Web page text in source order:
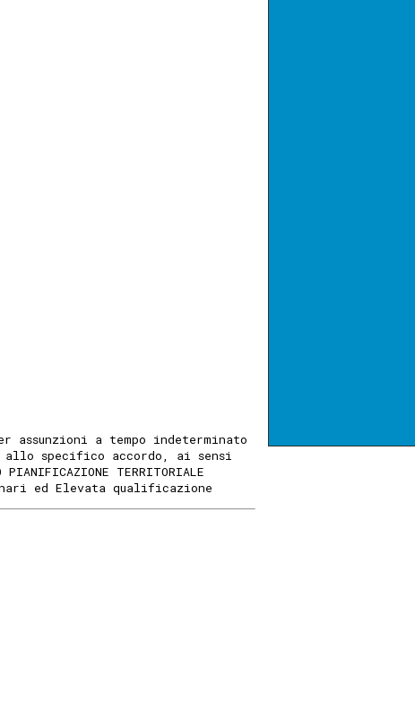
a tempo indeterminato
specifico accordo, ai sensi
TERRITORIALE
ed Elevata qualificazione